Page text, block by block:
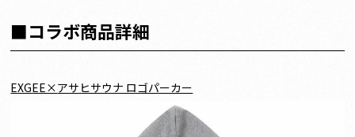
■コラボ商品詳細
EXGEE×アサヒサウナ ロゴパーカー